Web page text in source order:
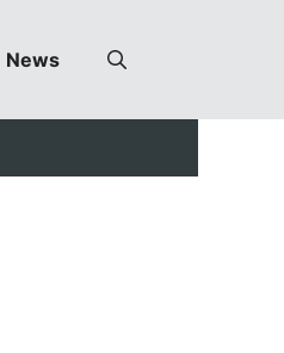
News